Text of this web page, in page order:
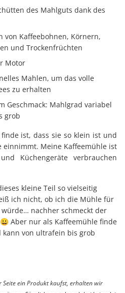
des Mahlguts dank des
von Kaffeebohnen, Körnern,
und Trockenfrüchten
Motor
Mahlen, um das volle
zu erhalten
Geschmack: Mahlgrad variabel
grob
ist, dass sie so klein ist und
einnimmt. Meine Kaffeemühle ist
Küchengeräte verbrauchen
kleine Teil so vielseitig
ich nicht, ob ich die Mühle für
nachher schmeckt der
Aber nur als Kaffeemühle finde
kann von ultrafein bis grob
Seite ein Produkt kaufst, erhalten wir